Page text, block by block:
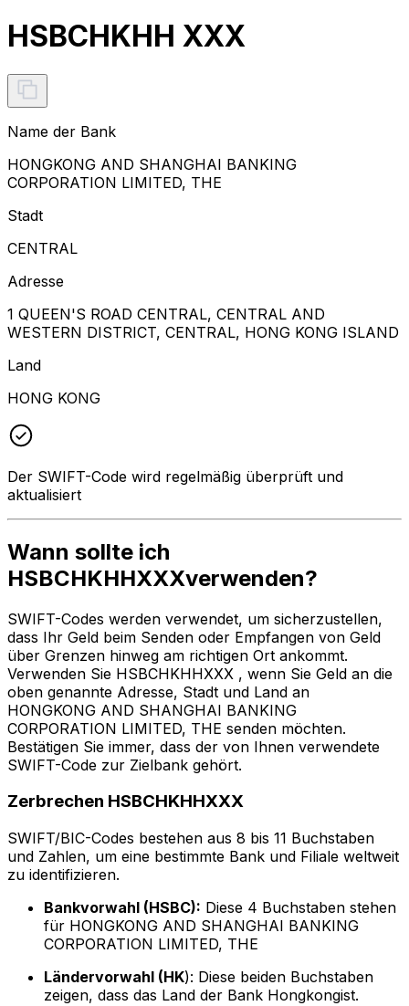
HSBCHKHH XXX
Name der Bank
HONGKONG AND SHANGHAI BANKING
CORPORATION LIMITED, THE
Stadt
CENTRAL
Adresse
1 QUEEN'S ROAD CENTRAL, CENTRAL AND
WESTERN DISTRICT, CENTRAL, HONG KONG ISLAND
Land
HONG KONG
Der SWIFT-Code wird regelmäßig überprüft und
aktualisiert
Wann sollte ich
HSBCHKHHXXXverwenden?
SWIFT-Codes werden verwendet, um sicherzustellen,
dass Ihr Geld beim Senden oder Empfangen von Geld
über Grenzen hinweg am richtigen Ort ankommt.
Verwenden Sie HSBCHKHHXXX , wenn Sie Geld an die
oben genannte Adresse, Stadt und Land an
HONGKONG AND SHANGHAI BANKING
CORPORATION LIMITED, THE senden möchten.
Bestätigen Sie immer, dass der von Ihnen verwendete
SWIFT-Code zur Zielbank gehört.
Zerbrechen HSBCHKHHXXX
SWIFT/BIC-Codes bestehen aus 8 bis 11 Buchstaben
und Zahlen, um eine bestimmte Bank und Filiale weltweit
zu identifizieren.
Bankvorwahl (HSBC): Diese 4 Buchstaben stehen
für HONGKONG AND SHANGHAI BANKING
CORPORATION LIMITED, THE
Ländervorwahl (HK): Diese beiden Buchstaben
zeigen, dass das Land der Bank Hongkongist.